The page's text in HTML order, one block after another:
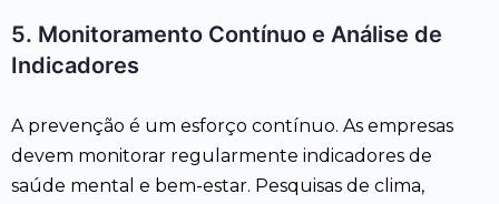
5. Monitoramento Contínuo e Análise de
Indicadores
A prevenção é um esforço contínuo. As empresas
devem monitorar regularmente indicadores de
saúde mental e bem-estar. Pesquisas de clima,